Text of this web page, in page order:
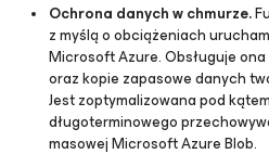
Ochrona danych w chmurze.
z myślą o obciążeniach
Microsoft Azure. Obsługuje
oraz kopie zapasowe danych
Jest zoptymalizowana pod
długoterminowego
masowej Microsoft Azure Blob.